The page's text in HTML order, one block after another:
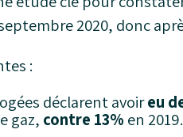
2020, donc
:
déclarent avoireu
gaz, contre 13% en 2019.